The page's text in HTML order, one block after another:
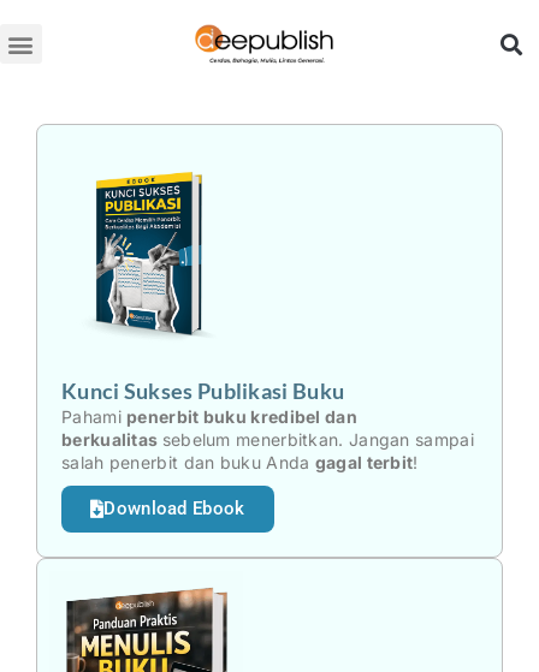
ke
Kunci Sukses Publikasi Buku
Pahami penerbit buku kredibel dan
berkualitas sebelum menerbitkan. Jangan sampai
salah penerbit dan buku Anda gagal terbit!
Download Ebook